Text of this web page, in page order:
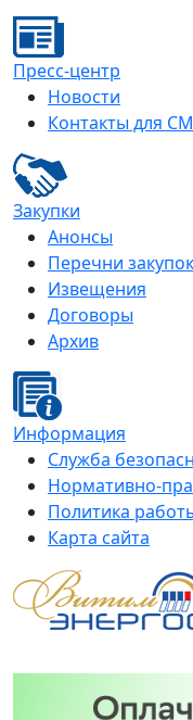
Пресс-центр
Новости
Контакты для
Закупки
Анонсы
Перечни
Извещения
Договоры
Архив
Информация
Служба
Нормативно-
Политика
Карта сайта